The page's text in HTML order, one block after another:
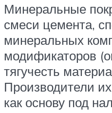
Минеральные
смеси цемента,
минеральных
модификаторов
тягучесть
Производители
как основу под